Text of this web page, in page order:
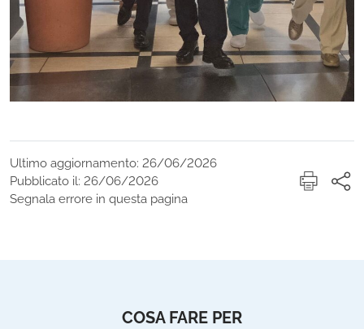
Ultimo aggiornamento: 26/06/2026
Pubblicato il: 26/06/2026
Segnala errore in questa pagina
COSA FARE PER